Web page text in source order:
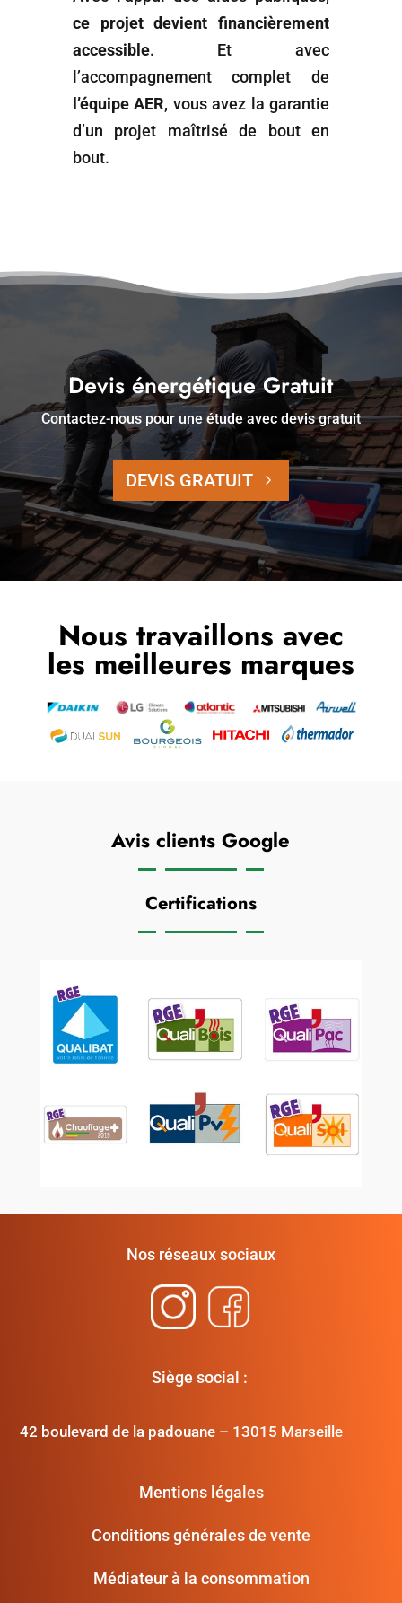
ce projet devient financièrement
accessible. Et avec
l’accompagnement complet de
l’équipe AER, vous avez la garantie
d’un projet maîtrisé de bout en
bout.
Devis énergétique Gratuit
Contactez-nous pour une étude avec devis gratuit
DEVIS GRATUIT
Nous travaillons avec
les meilleures marques
Avis clients Google
Certifications
Nos réseaux sociaux
Siège social :
42 boulevard de la padouane – 13015 Marseille
Mentions légales
Conditions générales de vente
Médiateur à la consommation